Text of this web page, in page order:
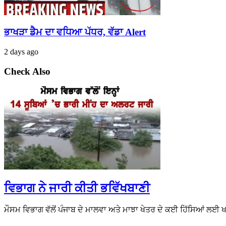
ਭਾਖੜਾ ਡੈਮ ਦਾ ਵਧਿਆ ਪੱਧਰ, ਵੱਡਾ Alert
2 days ago
Check Also
ਵਿਭਾਗ ਨੇ ਜਾਰੀ ਕੀਤੀ ਭਵਿੱਖਬਾਣੀ
ਮੌਸਮ ਵਿਭਾਗ ਵੱਲੋਂ ਪੰਜਾਬ ਦੇ ਮਾਲਵਾ ਅਤੇ ਮਾਝਾ ਖੇਤਰ ਦੇ ਕਈ ਹਿੱਸਿਆਂ ਲਈ